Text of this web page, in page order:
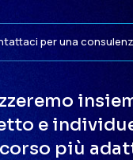
per una
e
più